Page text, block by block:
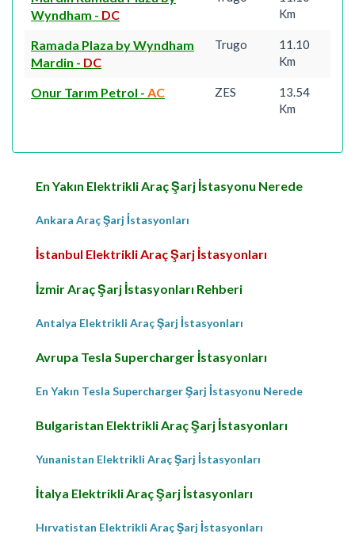
Wyndham - DC
Km
Ramada Plaza by Wyndham
Mardin - DC
Trugo
11.10
Km
Onur Tarım Petrol - AC ZES
13.54
Km
En Yakın Elektrikli Araç Şarj İstasyonu Nerede
Ankara Araç Şarj İstasyonları
İstanbul Elektrikli Araç Şarj İstasyonları
İzmir Araç Şarj İstasyonları Rehberi
Antalya Elektrikli Araç Şarj İstasyonları
Avrupa Tesla Supercharger İstasyonları
En Yakın Tesla Supercharger Şarj İstasyonu Nerede
Bulgaristan Elektrikli Araç Şarj İstasyonları
Yunanistan Elektrikli Araç Şarj İstasyonları
İtalya Elektrikli Araç Şarj İstasyonları
Hırvatistan Elektrikli Araç Şarj İstasyonları